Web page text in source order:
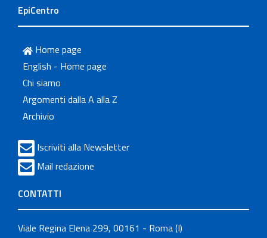
EpiCentro
Home page
English - Home page
Chi siamo
Argomenti dalla A alla Z
Archivio
Iscriviti alla Newsletter
Mail redazione
CONTATTI
Viale Regina Elena 299, 00161 - Roma (I)